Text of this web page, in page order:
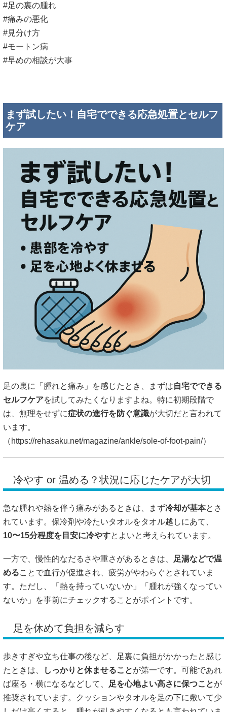
#足の裏の腫れ
#痛みの悪化
#見分け方
#モートン病
#早めの相談が大事
まず試したい！自宅でできる応急処置とセルフ
ケア
足の裏に「腫れと痛み」を感じたとき、まずは自宅でできる
セルフケアを試してみたくなりますよね。特に初期段階で
は、無理をせずに症状の進行を防ぐ意識が大切だと言われて
います。
（ https://rehasaku.net/magazine/ankle/sole-of-foot-pain/）
冷やす or 温める？状況に応じたケアが大切
急な腫れや熱を伴う痛みがあるときは、まず冷却が基本とさ
れています。保冷剤や冷たいタオルをタオル越しにあて、
10〜15分程度を目安に冷やすとよいと考えられています。
一方で、慢性的なだるさや重さがあるときは、
足湯などで温
めることで血行が促進され、疲労がやわらぐとされていま
す。ただし、「熱を持っていないか」「腫れが強くなってい
ないか」を事前にチェックすることがポイントです。
足を休めて負担を減らす
歩きすぎや立ち仕事の後など、足裏に負担がかかったと感じ
たときは、
しっかりと休ませることが第一です。可能であれ
ば座る・横になるなどして、
足を心地よい高さに保つことが
推奨されています。クッションやタオルを足の下に敷いて少